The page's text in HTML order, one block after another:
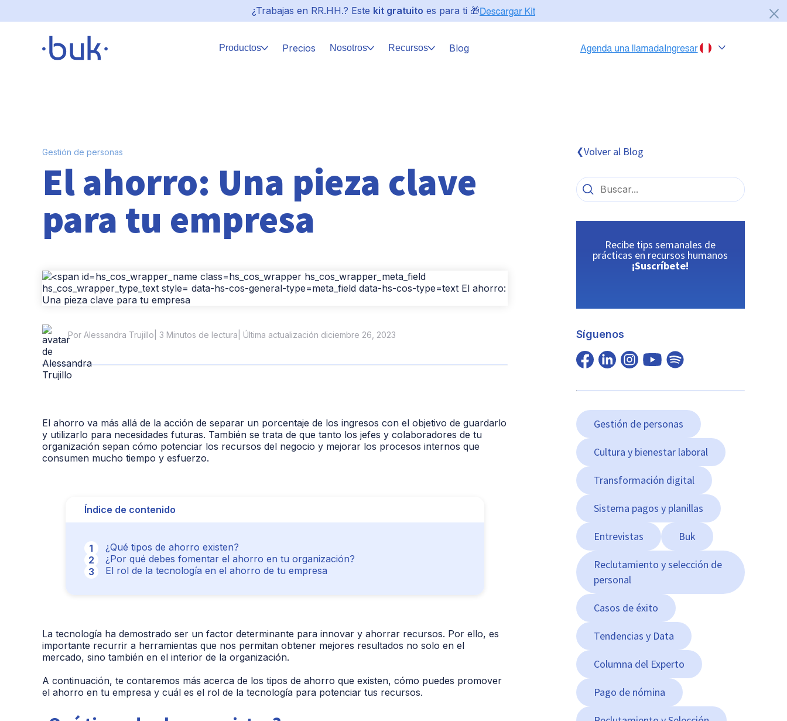
¿Trabajas en RR.HH.? Este kit gratuito es para ti 🎁
Productos Precios Nosotros Recursos Blog
México
Gestión de personas
El ahorro: Una pieza clave
para tu empresa
Por Alessandra Trujillo | 3 Minutos de lectura | Última actualización diciembre 26, 2023
El ahorro va más allá de la acción de separar un porcentaje de los ingresos con el objetivo de guardarlo
y utilizarlo para necesidades futuras. También se trata de que tanto los jefes y colaboradores de tu
organización sepan cómo potenciar los recursos del negocio y mejorar los procesos internos que
consumen mucho tiempo y esfuerzo.
Índice de contenido
¿Qué tipos de ahorro existen?
¿Por qué debes fomentar el ahorro en tu organización?
El rol de la tecnología en el ahorro de tu empresa
La tecnología ha demostrado ser un factor determinante para innovar y ahorrar recursos. Por ello, es
importante recurrir a herramientas que nos permitan obtener mejores resultados no solo en el
mercado, sino también en el interior de la organización.
A continuación, te contaremos más acerca de los tipos de ahorro que existen, cómo puedes promover
el ahorro en tu empresa y cuál es el rol de la tecnología para potenciar tus recursos.
❮Volver al Blog
Recibe tips semanales de
prácticas en recursos humanos
¡Suscríbete!
Síguenos
Gestión de personas
Cultura y bienestar laboral
Transformación digital
Sistema pagos y planillas
Entrevistas Buk
Reclutamiento y selección de
personal
Casos de éxito
Tendencias y Data
Columna del Experto
Pago de nómina